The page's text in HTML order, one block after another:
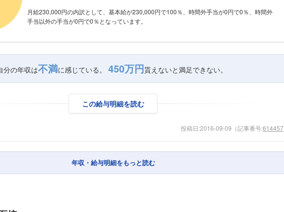
月給230,000円の内訳として、基本給が230,000円で100％、時間外手当が0円で0％、時間外
手当以外の手当が0円で0％となっています。
分の年収は不満に感じている。 450万円貰えないと満足できない。
この給与明細を読む
投稿日:2016-09-09 （記事番号:614457
年収・給与明細をもっと読む